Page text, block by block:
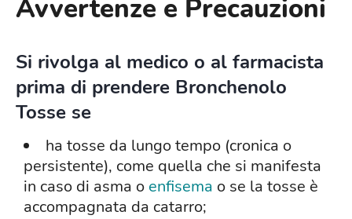
Avvertenze e Precauzioni
Si rivolga al medico o al farmacista
prima di prendere Bronchenolo
Tosse se
ha tosse da lungo tempo (cronica o
persistente), come quella che si manifesta
in caso di asma o enfisema o se la tosse è
accompagnata da catarro;